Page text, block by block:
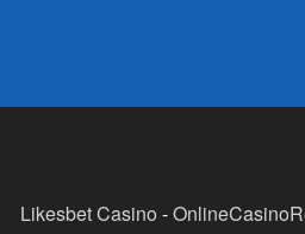
Likesbet Casino -